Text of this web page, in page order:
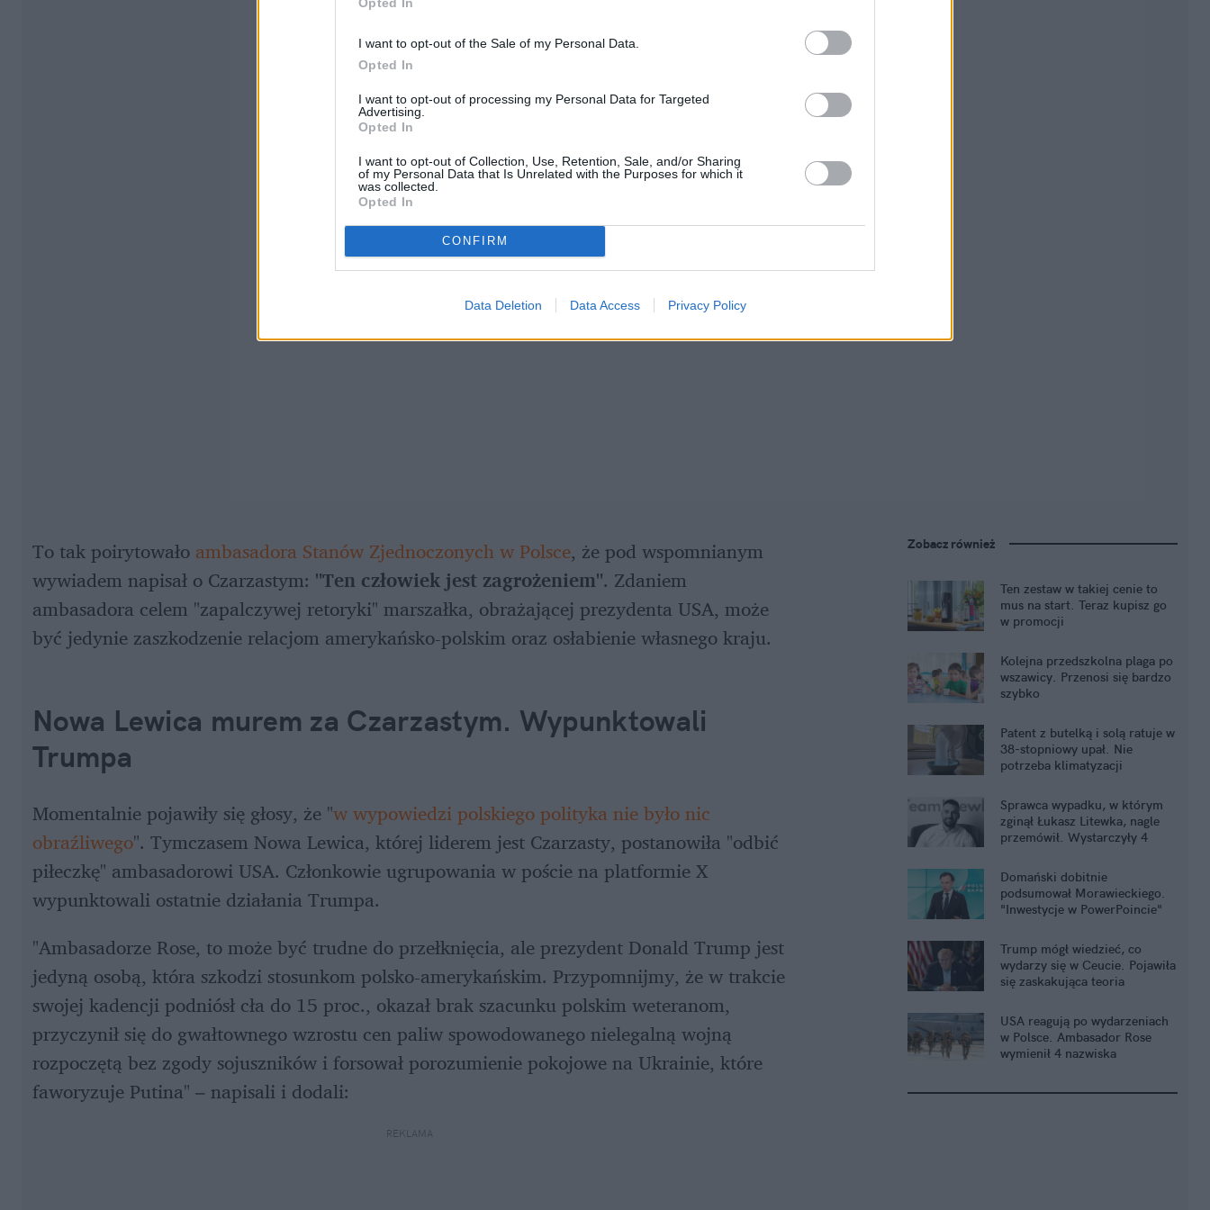
I want to opt-out of the Sale of my Personal Data.
Opted In
I want to opt-out of processing my Personal Data for Targeted
Advertising.
Opted In
I want to opt-out of Collection, Use, Retention, Sale, and/or Sharing
of my Personal Data that Is Unrelated with the Purposes for which it
was collected.
Opted In
CONFIRM
Data Deletion Data Access Privacy Policy
To tak poirytowało ambasadora Stanów Zjednoczonych w Polsce, że pod wspomnianym
wywiadem napisał o Czarzastym: "Ten człowiek jest zagrożeniem". Zdaniem
ambasadora celem "zapalczywej retoryki" marszałka, obrażającej prezydenta USA, może
być jedynie zaszkodzenie relacjom amerykańsko-polskim oraz osłabienie własnego kraju.
Nowa Lewica murem za Czarzastym. Wypunktowali
Trumpa
Momentalnie pojawiły się głosy, że "w wypowiedzi polskiego polityka nie było nic
obraźliwego". Tymczasem Nowa Lewica, której liderem jest Czarzasty, postanowiła "odbić
piłeczkę" ambasadorowi USA. Członkowie ugrupowania w poście na platformie X
wypunktowali ostatnie działania Trumpa.
"Ambasadorze Rose, to może być trudne do przełknięcia, ale prezydent Donald Trump jest
jedyną osobą, która szkodzi stosunkom polsko-amerykańskim. Przypomnijmy, że w trakcie
swojej kadencji podniósł cła do 15 proc., okazał brak szacunku polskim weteranom,
przyczynił się do gwałtownego wzrostu cen paliw spowodowanego nielegalną wojną
rozpoczętą bez zgody sojuszników i forsował porozumienie pokojowe na Ukrainie, które
faworyzuje Putina" – napisali i dodali:
REKLAMA
Zobacz również
Ten zestaw w takiej cenie to
mus na start. Teraz kupisz go
w promocji
Kolejna przedszkolna plaga po
wszawicy. Przenosi się bardzo
szybko
Patent z butelką i solą ratuje w
38-stopniowy upał. Nie
potrzeba klimatyzacji
Sprawca wypadku, w którym
zginął Łukasz Litewka, nagle
przemówił. Wystarczyły 4
Domański dobitnie
podsumował Morawieckiego.
"Inwestycje w PowerPoincie"
Trump mógł wiedzieć, co
wydarzy się w Ceucie. Pojawiła
się zaskakująca teoria
USA reagują po wydarzeniach
w Polsce. Ambasador Rose
wymienił 4 nazwiska